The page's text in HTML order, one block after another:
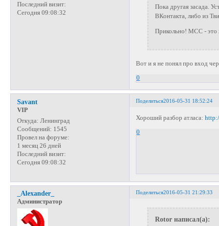
Последний визит:
Сегодня 09:08:32
Пока другая засада.
ВКонтакта, либо из
Прикольно! МСС - это
Вот и я не понял про вход
0
Поделиться2016-05-31 18:52:24
Savant
VIP
Откуда: Ленинград
Сообщений: 1545
Провел на форуме:
1 месяц 26 дней
Последний визит:
Сегодня 09:08:32
Хороший разбор атласа:
0
Поделиться2016-05-31 21:29:33
_Alexander_
Администратор
Rotor написал(а):